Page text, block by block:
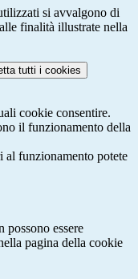
si avvalgono di
finalità illustrate nella
tutti i cookies
cookie consentire.
il funzionamento della
al funzionamento potete
possono essere
pagina della cookie